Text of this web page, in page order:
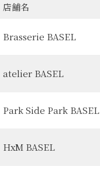
店舗名
Brasserie BASEL
atelier BASEL
Park Side Park BASEL
HxM BASEL